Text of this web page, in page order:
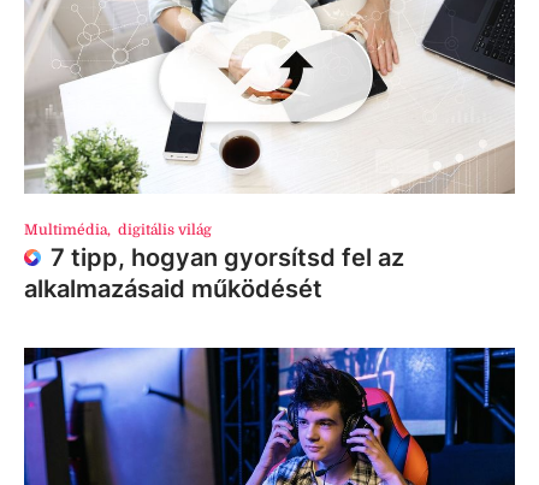
Multimédia, digitális világ
7 tipp, hogyan gyorsítsd fel az
alkalmazásaid működését